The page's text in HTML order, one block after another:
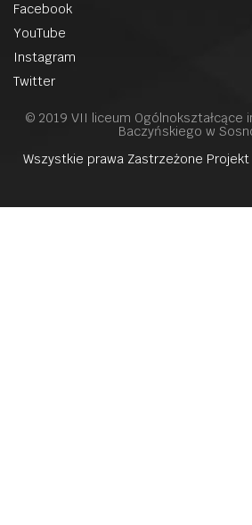
Facebook
YouTube
Instagram
Twitter
© 2019 VII liceum Ogólnokształcące
Baczyńskiego w
Wszystkie prawa Zastrzeżone Projekt